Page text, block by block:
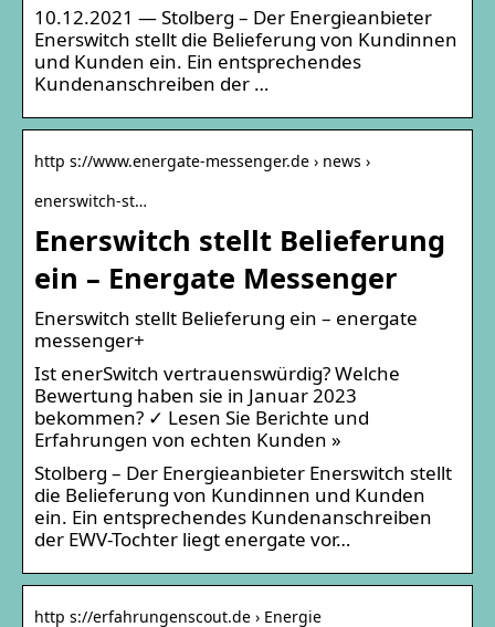
10.12.2021 — Stolberg – Der Energieanbieter
Enerswitch stellt die Belieferung von Kundinnen
und Kunden ein. Ein entsprechendes
Kundenanschreiben der …
http s://www.energate-messenger.de › news ›
enerswitch-st…
Enerswitch stellt Belieferung
ein – Energate Messenger
Enerswitch stellt Belieferung ein – energate
messenger+
Ist enerSwitch vertrauenswürdig? Welche
Bewertung haben sie in Januar 2023
bekommen? ✓ Lesen Sie Berichte und
Erfahrungen von echten Kunden »
Stolberg – Der Energieanbieter Enerswitch stellt
die Belieferung von Kundinnen und Kunden
ein. Ein entsprechendes Kundenanschreiben
der EWV-Tochter liegt energate vor…
http s://erfahrungenscout.de › Energie